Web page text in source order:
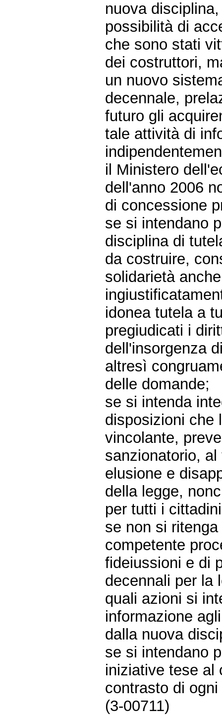
nuova
possibilità di
che sono stati
dei costruttori,
un nuovo
decennale,
futuro gli
tale attività di
il Ministero
dell'anno 2006
di concessione
se si intendano
disciplina di
da costruire,
solidarietà
idonea tutela a
pregiudicati i
dell'insorgenza
altresì
delle domande;
se si intenda
disposizioni che
vincolante,
sanzionatorio,
elusione e
della legge,
per tutti i
se non si
competente
fideiussioni e di
decennali per la
quali azioni si
informazione
dalla nuova
se si intendano
iniziative tese al
contrasto di
(3-00711)